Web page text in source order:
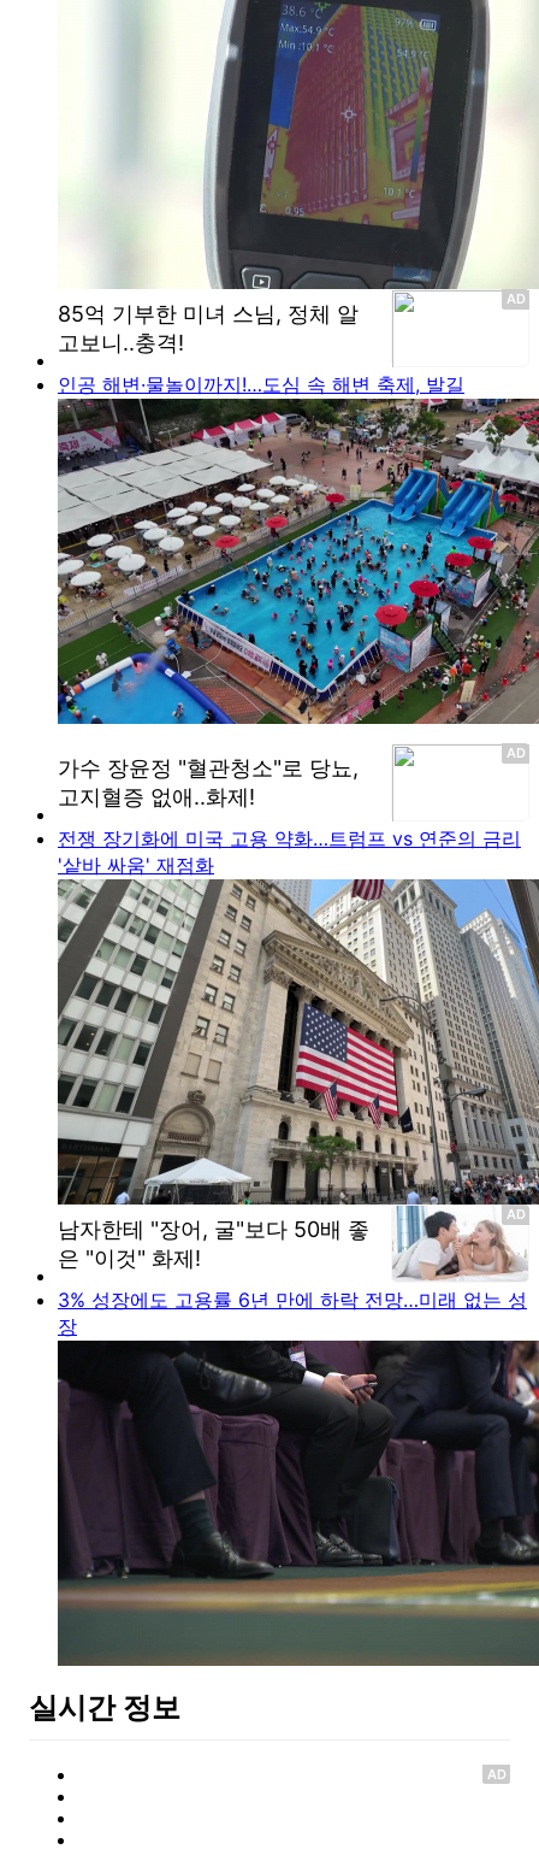
인공 해변·물놀이까지!…도심 속 해변 축제, 발길
전쟁 장기화에 미국 고용 약화…트럼프 vs 연준의 금리
'샅바 싸움' 재점화
3% 성장에도 고용률 6년 만에 하락 전망…미래 없는 성
장
실시간 정보
AD